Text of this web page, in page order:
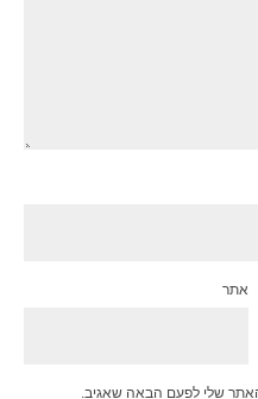
אתר
שלי לפעם הבאה שאגיב.